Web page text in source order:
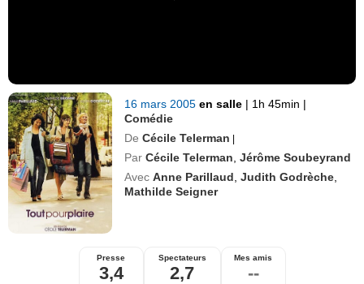
16 mars 2005en salle | 1h 45min |
Comédie
De Cécile Telerman |
Par Cécile Telerman ,Jérôme Soubeyrand
Avec Anne Parillaud ,Judith Godrèche
Mathilde Seigner
Presse
3,4
Spectateurs
2,7
Mes amis
--